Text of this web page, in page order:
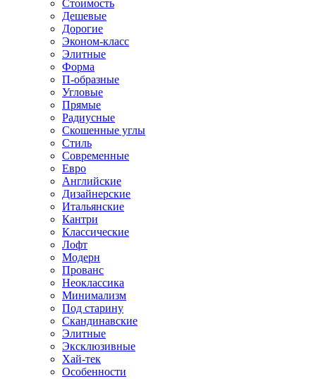
Стоимость
Дешевые
Дорогие
Эконом-класс
Элитные
Форма
П-образные
Угловые
Прямые
Радиусные
Скошенные углы
Стиль
Современные
Евро
Английские
Дизайнерские
Итальянские
Кантри
Классические
Лофт
Модерн
Прованс
Неоклассика
Минимализм
Под старину
Скандинавские
Элитные
Эксклюзивные
Хай-тек
Особенности